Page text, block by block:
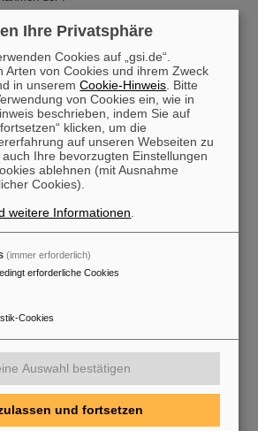
bei Hirntumoren:
Prävention von Strahlenschäden
die Wirksamkeit einer Strahlentherapie
Biophysikdes GSI
Schwerionenforschung in Darmstadt war
beteiligt [...] of Health (NIH) und dem
(BMBF) finanziert und von der GSI-
der Leitung von Professor Marco
Gegenmaßnahmen liefern kann.
Leiter der GSI-Biophysik, fasst
verändert unser Verständnis der
Sie
@ SCIENCE POP-UP
Oberstufe in den SCIENCE POP-UP.
den BereichenBiophysiksowie Kern- und
aktuell zur Auswahl. Labortag: Analyse von
Ihre Privatsphäre
Cookies auf „gsi.de“.
Arten von Cookies und ihrem Zweck
in unseremCookie-Hinweis . Bitte
von Cookies ein, wie in
beschrieben, indem Sie auf
klicken, um die
auf unseren Webseiten zu
Ihre bevorzugten Einstellungen
ablehnen (mit Ausnahme
Cookies).
weitere Informationen
(immer erforderlich)
erforderliche Cookies
Cookies
Auswahl bestätigen
und fortsetzen